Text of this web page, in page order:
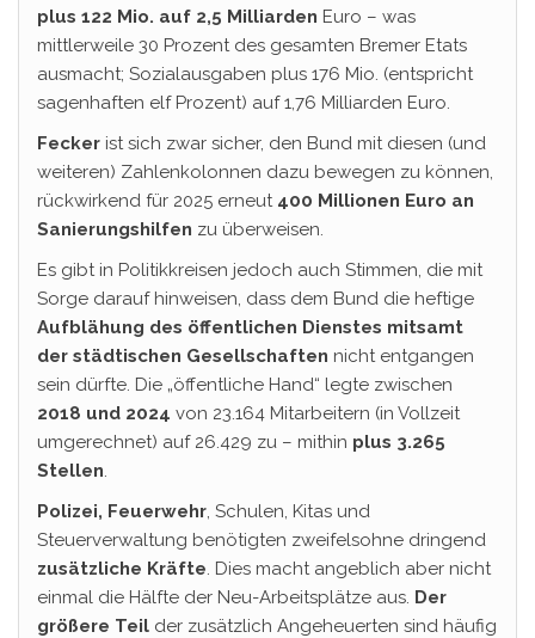
plus 122 Mio. auf 2,5 Milliarden Euro – was
mittlerweile 30 Prozent des gesamten Bremer Etats
ausmacht; Sozialausgaben plus 176 Mio. (entspricht
sagenhaften elf Prozent) auf 1,76 Milliarden Euro.
Fecker ist sich zwar sicher, den Bund mit diesen (und
weiteren) Zahlenkolonnen dazu bewegen zu können,
rückwirkend für 2025 erneut 400 Millionen Euro an
Sanierungshilfen zu überweisen.
Es gibt in Politikkreisen jedoch auch Stimmen, die mit
Sorge darauf hinweisen, dass dem Bund die heftige
Aufblähung des öffentlichen Dienstes mitsamt
der städtischen Gesellschaften nicht entgangen
sein dürfte. Die „öffentliche Hand“ legte zwischen
2018 und 2024 von 23.164 Mitarbeitern (in Vollzeit
umgerechnet) auf 26.429 zu – mithin plus 3.265
Stellen.
Polizei, Feuerwehr, Schulen, Kitas und
Steuerverwaltung benötigten zweifelsohne dringend
zusätzliche Kräfte. Dies macht angeblich aber nicht
einmal die Hälfte der Neu-Arbeitsplätze aus. Der
größere Teil der zusätzlich Angeheuerten sind häufig